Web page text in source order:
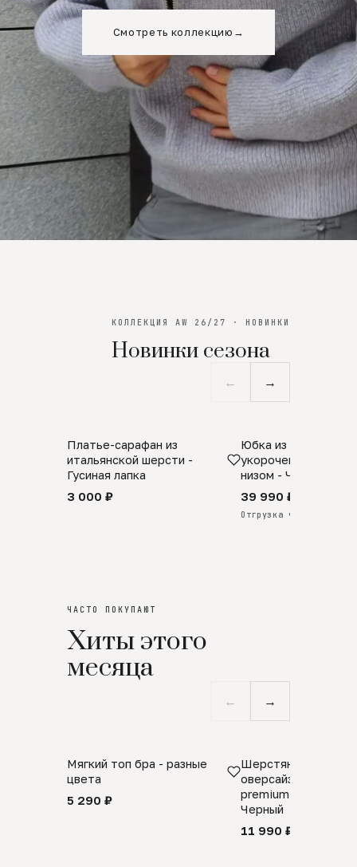
Смотреть коллекцию →
КОЛЛЕКЦИЯ AW 26/27 · НОВИНКИ
Новинки сезона
← →
SALE
Платье-сарафан из
итальянской шерсти -
Гусиная лапка
3 000 ₽
ПРЕДЗАКАЗ
Юбка из
укороченная с
низом - Черный
39 990 ₽
Отгрузка через 25 дней
ЧАСТО ПОКУПАЮТ
Хиты этого
месяца
← →
Мягкий топ бра - разные
цвета
5 290 ₽
Шерстяной свитер
оверсайз 100%
premium merino
Черный
11 990 ₽